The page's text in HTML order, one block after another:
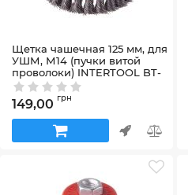
Щетка чашечная 125 мм, для
УШМ, М14 (пучки витой
проволоки) INTERTOOL BT-
2125
Артикул: BT-2125
149,00 грн